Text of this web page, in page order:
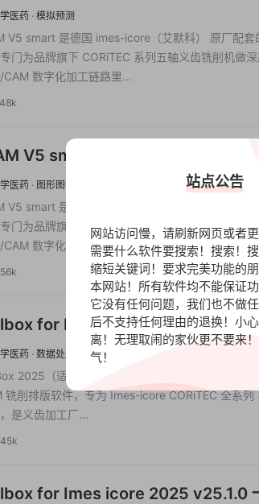
iCAM V5 Smart
医药 · 模拟预测
V5 smart 是德国 imes-icore（艾默科） 原厂配
门为品牌旗下 CORiTEC 系列五轴义齿铣削机做
CAM 数字化加工链路里...
V5 smart 一机一码授权版 义齿
Imes iCAM V5 Smart
医药 · 图形图像
V5 smart 是德国 imes-icore（艾默科） 原厂配
门为品牌旗下 CORiTEC 系列五轴义齿铣削机做
CAM 数字化加工链路里...
for Imes icore 2025 v25.1.0
软件 Millbox for Imes-icore
医药 · 数据处理
2025（适配 Imes-icore 专属定制版）是意大利
铣削排版软件，专为 Imes-icore CORiTEC 全系
是义齿加工厂...
for Imes icore 2025 v25.1.0
站点公告
网站访问慢，请刷新网页或者更
需要什么软件要搜索！搜索！
缩短关键词！要求完美功能的
本网站！所有软件均不能保证
它没有任何问题，我们也不做
后不支持任何理由的退换！小
离！无理取闹的家伙更不要来
气！